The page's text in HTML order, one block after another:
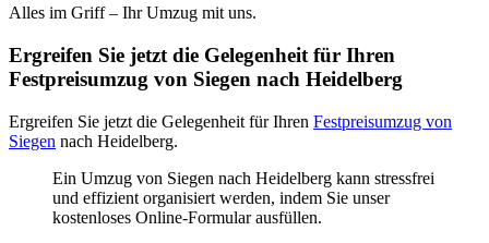
Alles im Griff – Ihr Umzug mit uns.
Ergreifen Sie jetzt die Gelegenheit für Ihren
Festpreisumzug von Siegen nach Heidelberg
Ergreifen Sie jetzt die Gelegenheit für Ihren Festpreisumzug von
Siegen nach Heidelberg.
Ein Umzug von Siegen nach Heidelberg kann stressfrei
und effizient organisiert werden, indem Sie unser
kostenloses Online-Formular ausfüllen.